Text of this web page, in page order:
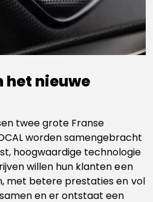
het nieuwe
twee grote Franse
worden samengebracht
hoogwaardige technologie
willen hun klanten een
met betere prestaties en vol
en er ontstaat een